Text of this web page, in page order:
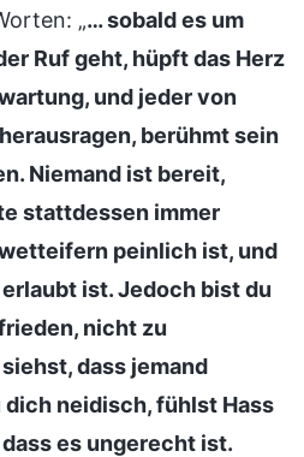
„… sobald es um
Ruf geht, hüpft das Herz
und jeder von
berühmt sein
Niemand ist bereit,
stattdessen immer
peinlich ist, und
ist. Jedoch bist du
nicht zu
dass jemand
neidisch, fühlst Hass
es ungerecht ist.